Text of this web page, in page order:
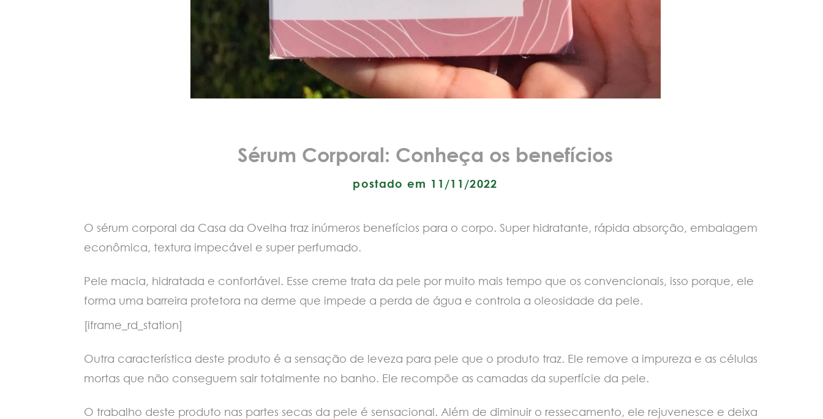
Sérum Corporal: Conheça os benefícios
postado em 11/11/2022
O sérum corporal da Casa da Ovelha traz inúmeros benefícios para o corpo. Super hidratante, rápida absorção, embalagem
econômica, textura impecável e super perfumado.
Pele macia, hidratada e confortável. Esse creme trata da pele por muito mais tempo que os convencionais, isso porque, ele
forma uma barreira protetora na derme que impede a perda de água e controla a oleosidade da pele.
[iframe_rd_station]
Outra característica deste produto é a sensação de leveza para pele que o produto traz. Ele remove a impureza e as células
mortas que não conseguem sair totalmente no banho. Ele recompõe as camadas da superfície da pele.
O trabalho deste produto nas partes secas da pele é sensacional. Além de diminuir o ressecamento, ele rejuvenesce e deixa